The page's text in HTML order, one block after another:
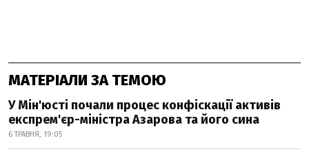
МАТЕРІАЛИ ЗА ТЕМОЮ
У Мін'юсті почали процес конфіскації активів
експрем'єр-міністра Азарова та його сина
6 ТРАВНЯ, 19:05